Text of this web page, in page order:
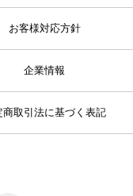
お客様対応方針
企業情報
商取引法に基づく表記